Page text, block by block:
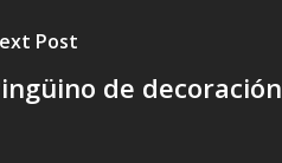
Post
de decoración